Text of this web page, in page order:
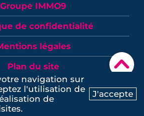
Contactez-nous
▾
Groupe IMMO9
de confidentialité
légales
Plan du site
IMMO9 2026
navigation sur
l'utilisation de
de
J'accepte